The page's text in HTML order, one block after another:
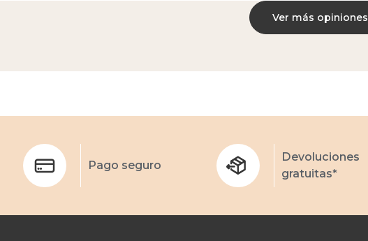
Ver más opiniones
Pago seguro
Devoluciones
gratuitas*